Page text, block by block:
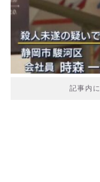
記事内